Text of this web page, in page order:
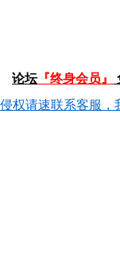
论坛『终身会员』
权请速联系客服，